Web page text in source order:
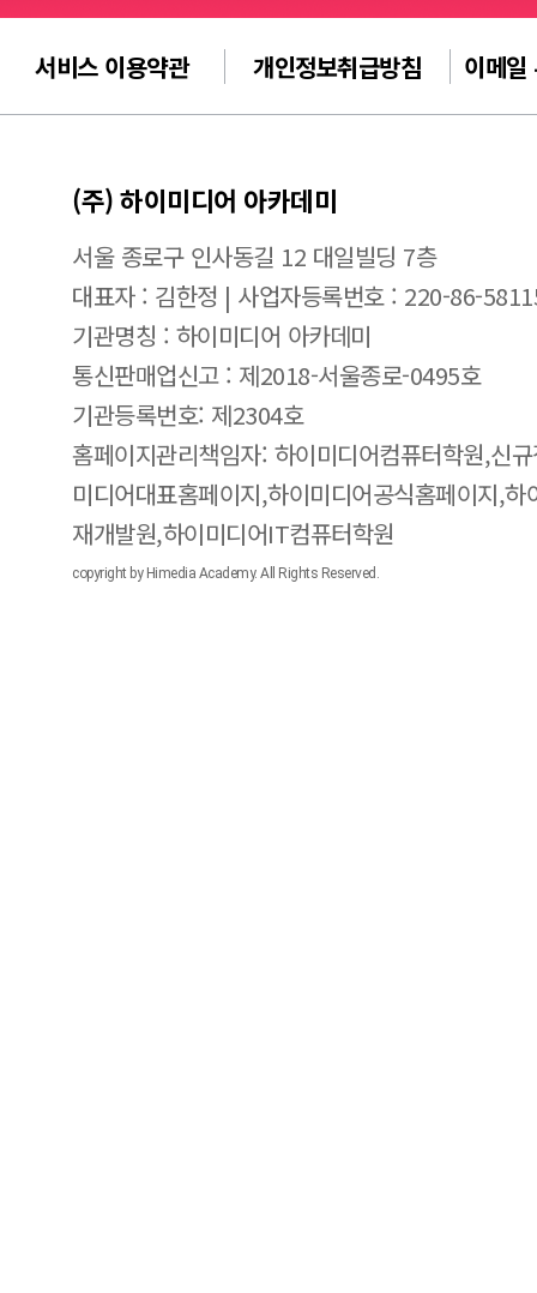
서비스 이용약관 개인정보취급방침 이메일
(주) 하이미디어 아카데미
서울 종로구 인사동길 12 대일빌딩 7층
대표자 : 김한정 | 사업자등록번호 : 220-86-
기관명칭 : 하이미디어 아카데미
통신판매업신고 : 제2018-서울종로-0495호
기관등록번호: 제2304호
홈페이지관리책임자: 하이미디어컴퓨터학원,신
미디어대표홈페이지,하이미디어공식홈페이지,
재개발원,하이미디어IT컴퓨터학원
copyright by Himedia Academy. All Rights Reserved.